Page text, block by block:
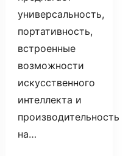
универсальность,
портативность,
встроенные
возможности
искусственного
интеллекта и
производительность
на…